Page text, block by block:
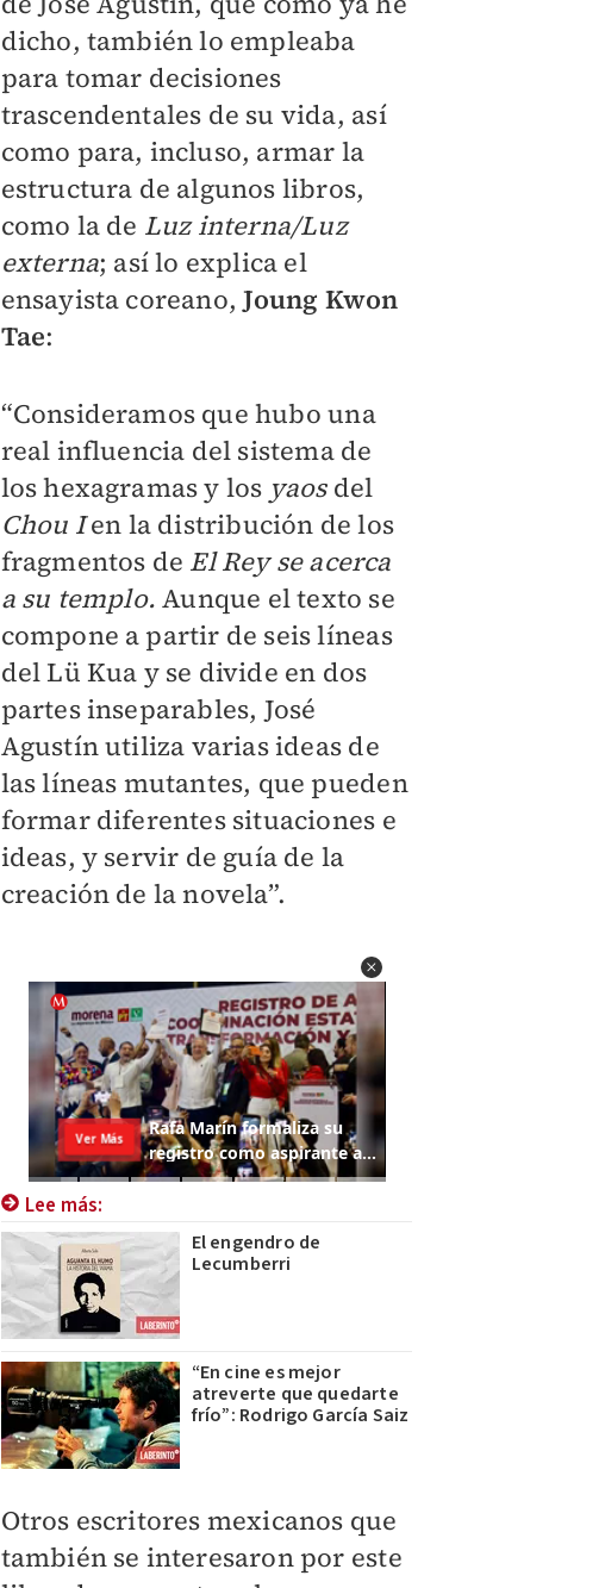
dicho, también lo empleaba
para tomar decisiones
trascendentales de su vida, así
como para, incluso, armar la
estructura de algunos libros,
como la de Luz interna/Luz
externa; así lo explica el
ensayista coreano,Joung Kwon
Tae:
“Consideramos que hubo una
real influencia del sistema de
los hexagramas y los yaosdel
Chou Ien la distribución de los
fragmentos de El Rey se acerca
a su templo. Aunque el texto se
compone a partir de seis líneas
del Lü Kua y se divide en dos
partes inseparables, José
Agustín utiliza varias ideas de
las líneas mutantes, que pueden
formar diferentes situaciones e
ideas, y servir de guía de la
creación de la novela”.
Lee más:
El engendro de
Lecumberri
“En cine es mejor
atreverte que quedarte
frío”: Rodrigo García Saiz
Otros escritores mexicanos que
también se interesaron por este